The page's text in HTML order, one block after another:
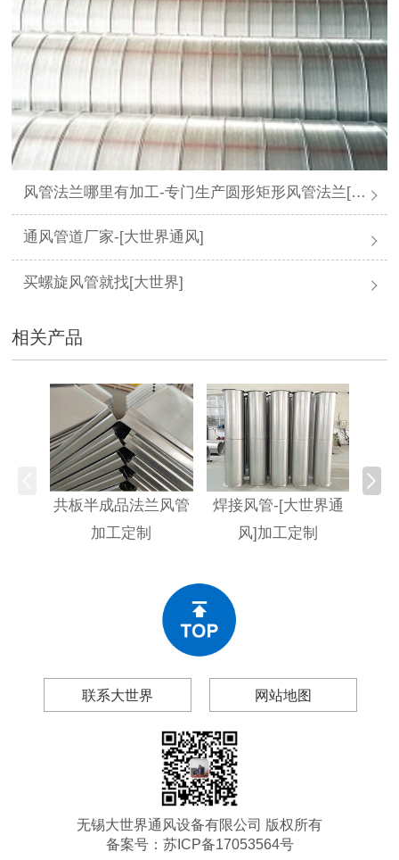
风管法兰哪里有加工-专门生产圆形矩形风管法兰[大世界通风]
通风管道厂家-[大世界通风]
买螺旋风管就找[大世界]
相关产品
共板半成品法兰风管
加工定制
焊接风管-[大世界通
风]加工定制
联系大世界 网站地图
无锡大世界通风设备有限公司 版权所有
备案号： 苏ICP备17053564号